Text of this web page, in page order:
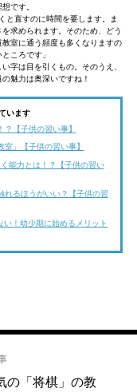
です。
と直すのに時間を要します。ま
求められます。そのため、どう
室に通う頻度も多くなりますの
ころです」
字は目を引くもの。そのうえ、
魅力は奥深いですね！
います
【子供の習い事】
」【子供の習い事】
能力とは！？【子供の習い
れるほうがいい？【子供の習
！幼少期に始めるメリット
の「将棋」の教